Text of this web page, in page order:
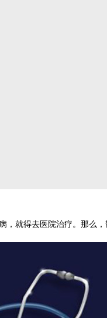
，就得去医院治疗。那么，